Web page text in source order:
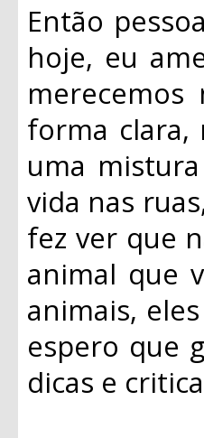
Então
hoje, eu
merecemos
forma clara,
uma
vida nas
fez ver que
animal que
animais,
espero que
dicas e